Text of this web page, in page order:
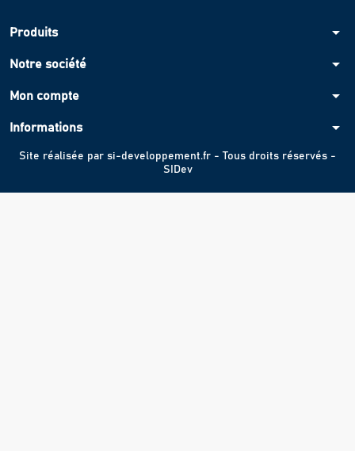
Produits arrow_drop_down
Notre société arrow_drop_down
Mon compte arrow_drop_down
Informations arrow_drop_down
Site réalisée par si-developpement.fr - Tous droits réservés -
SIDev